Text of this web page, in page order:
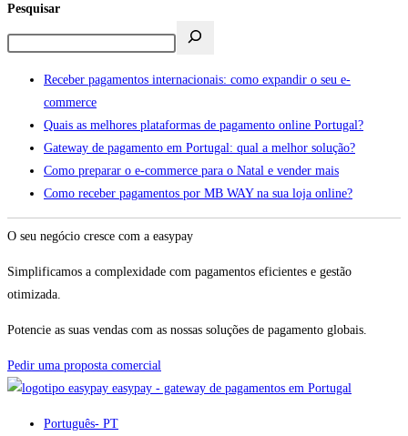
Pesquisar
Receber pagamentos internacionais: como expandir o seu e-
commerce
Quais as melhores plataformas de pagamento online Portugal?
Gateway de pagamento em Portugal: qual a melhor solução?
Como preparar o e-commerce para o Natal e vender mais
Como receber pagamentos por MB WAY na sua loja online?
O seu negócio cresce com a easypay
Simplificamos a complexidade com pagamentos eficientes e gestão
otimizada.
Potencie as suas vendas com as nossas soluções de pagamento globais.
Pedir uma proposta comercial
easypay - gateway de pagamentos em Portugal
Português- PT